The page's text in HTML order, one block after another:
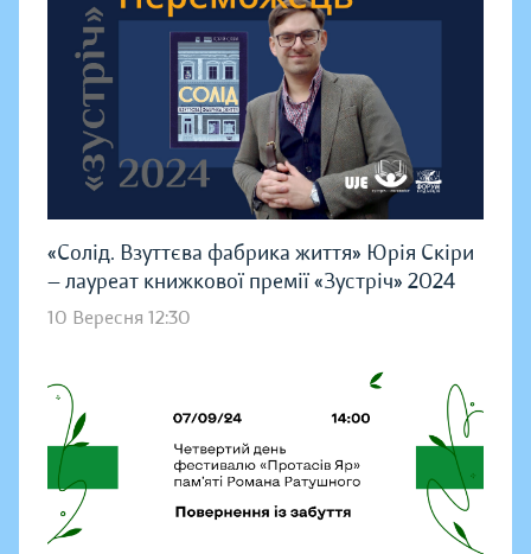
«Солід. Взуттєва фабрика життя» Юрія Скіри
— лауреат книжкової премії «Зустріч» 2024
10 Вересня 12:30